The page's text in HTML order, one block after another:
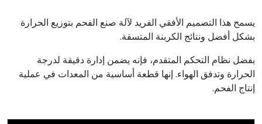
يسمح هذا التصميم الأفقي الفريد لآلة صنع الفحم بتوزيع الحرارة
بشكل أفضل ونتائج الكربنة المتسقة.
بفضل نظام التحكم المتقدم، فإنه يضمن إدارة دقيقة لدرجة
الحرارة وتدفق الهواء. إنها قطعة أساسية من المعدات في عملية
إنتاج الفحم.